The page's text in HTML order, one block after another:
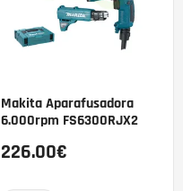
Makita Aparafusadora
6.000rpm FS6300RJX2
226.00€